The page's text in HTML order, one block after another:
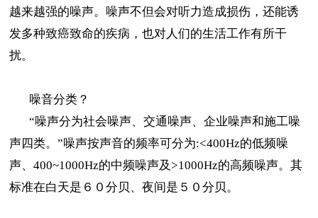
越来越强的噪声。噪声不但会对听力造成损伤，还能诱
发多种致癌致命的疾病，也对人们的生活工作有所干
扰。
噪音分类？
“噪声分为社会噪声、交通噪声、企业噪声和施工噪
声四类。”噪声按声音的频率可分为:<400Hz的低频噪
声、400~1000Hz的中频噪声及>1000Hz的高频噪声。其
标准在白天是６０分贝、夜间是５０分贝。